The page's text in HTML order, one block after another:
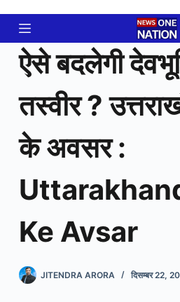
content
ऐसे बदलेगी
तस्वीर ?
के अवसर :
Ke Avsar
JITENDRA ARORA दिसम्बर 22,